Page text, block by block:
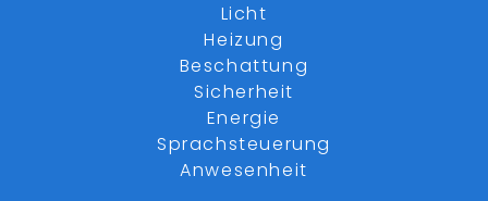
Licht
Heizung
Beschattung
Sicherheit
Energie
Sprachsteuerung
Anwesenheit